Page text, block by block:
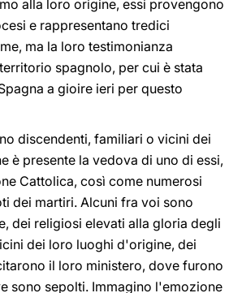
alla loro origine, essi provengono
e rappresentano tredici
ma la loro testimonianza
spagnolo, per cui è stata
a gioire ieri per questo
discendenti, familiari o vicini dei
è presente la vedova di uno di essi,
Cattolica, così come numerosi
dei martiri. Alcuni fra voi sono
dei religiosi elevati alla gloria degli
dei loro luoghi d'origine, dei
il loro ministero, dove furono
sono sepolti. Immagino l'emozione